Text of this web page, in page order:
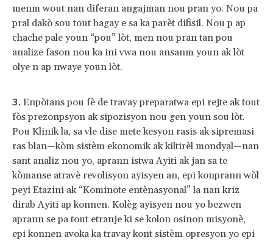
menm wout nan diferan angajman nou pran yo. Nou pa
pral dakò sou tout bagay e sa ka parèt difisil. Nou p ap
chache pale youn “pou” lòt, men nou pran tan pou
analize fason nou ka ini vwa nou ansanm youn ak lòt
olye n ap nwaye youn lòt.
Enpòtans pou fè de travay preparatwa epi rejte ak tout
fòs prezonpsyon ak sipozisyon nou gen youn sou lòt.
Pou Klinik la, sa vle dise mete kesyon rasis ak sipremasi
ras blan—kòm sistèm ekonomik ak kiltirèl mondyal—nan
sant analiz nou yo, aprann istwa Ayiti ak jan sa te
kòmanse atravè revolisyon ayisyen an, epi konprann wòl
peyi Etazini ak “Kominote entènasyonal” la nan kriz
dirab Ayiti ap konnen. Kolèg ayisyen nou yo bezwen
aprann se pa tout etranje ki se kolon osinon misyonè,
epi konnen avoka ka travay kont sistèm opresyon yo epi